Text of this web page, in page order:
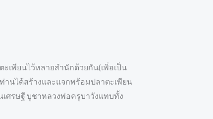
เพียนไว้หลายสำนักด้วยกัน(เพิ่อเป็น
นได้สร้างและแจกพร้อมปลาตะเพียน
ศรษฐี บูชาหลวงพ่อครูบาวังแทบทั้ง